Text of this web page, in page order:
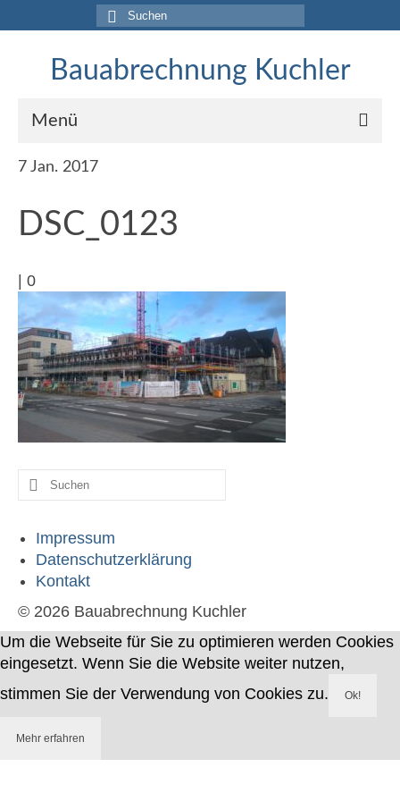
Suche
nach:
Bauabrechnung Kuchler
Menü
Home
Referenzen
Aufmasse für Gerichtsgutachten
Rohbauabrechnungen
BIM-Abrechnung
7 Jan. 2017
DSC_0123
0
Suche
nach:
Impressum
Datenschutzerklärung
Kontakt
© 2026 Bauabrechnung Kuchler
Um die Webseite für Sie zu optimieren werden Cookies
eingesetzt. Wenn Sie die Website weiter nutzen,
stimmen Sie der Verwendung von Cookies zu.
Ok!
Mehr erfahren